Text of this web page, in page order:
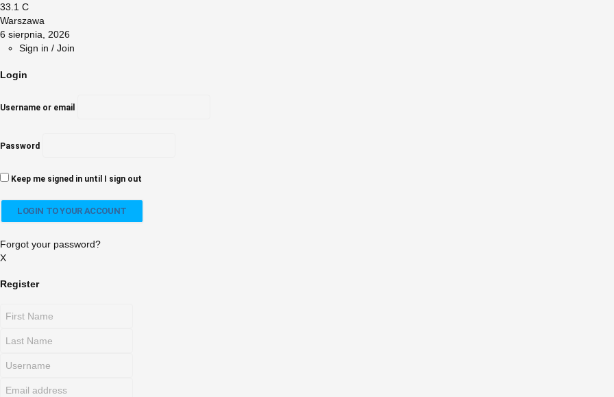
33.1 C
Warszawa
6 sierpnia, 2026
Sign in / Join
Login
Username or email
Password
Keep me signed in until I sign out
Forgot your password?
X
Register